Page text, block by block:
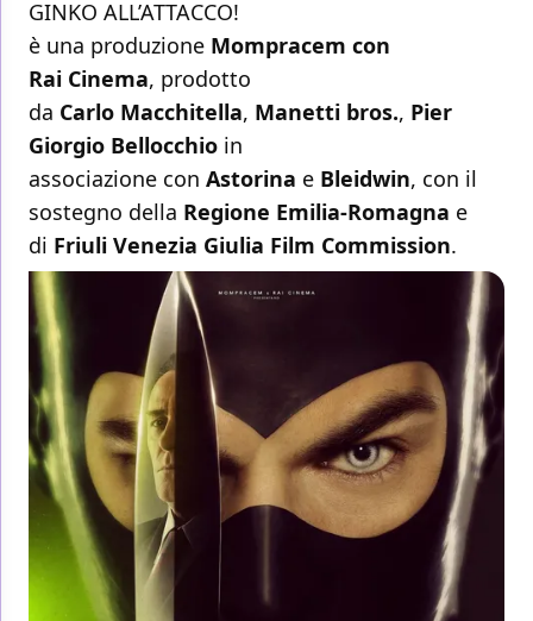
GINKO ALL’ATTACCO!
è una produzione Mompracem con
Rai Cinema, prodotto
da Carlo Macchitella, Manetti bros., Pier
Giorgio Bellocchio in
associazione con Astorina e Bleidwin, con il
sostegno della Regione Emilia-Romagna e
di Friuli Venezia Giulia Film Commission.